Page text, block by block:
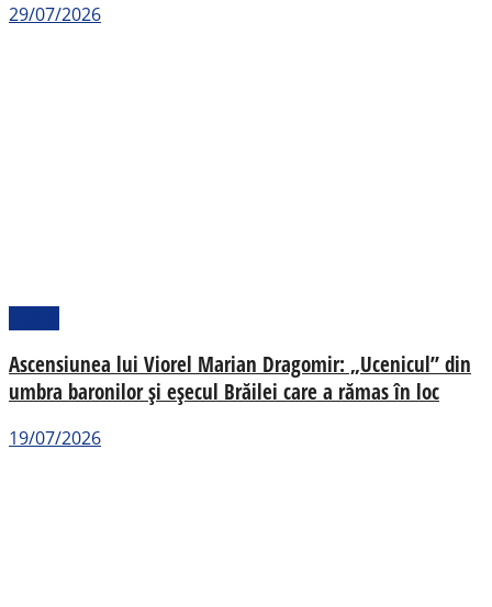
29/07/2026
Ascensiunea lui Viorel Marian Dragomir: „Ucenicul” din
umbra baronilor și eșecul Brăilei care a rămas în loc
19/07/2026